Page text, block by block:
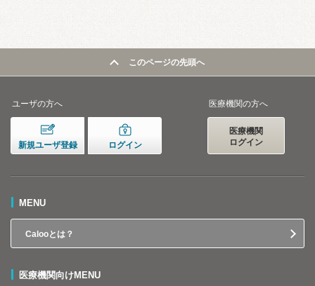
このページの先頭へ
ユーザの方へ
新規ユーザ登録 ログイン
医療機関の方へ
医療機関
ログイン
MENU
Calooとは？
医療機関向けMENU